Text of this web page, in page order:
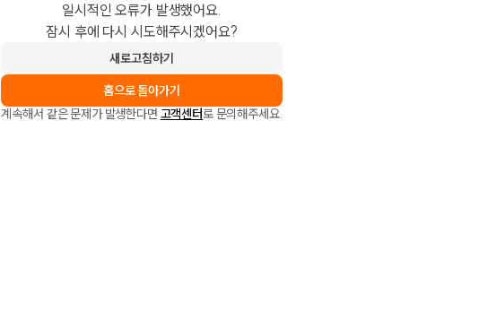
일시적인 오류가 발생했어요.
잠시 후에 다시 시도해주시겠어요?
새로고침하기
홈으로 돌아가기
계속해서 같은 문제가 발생한다면 고객센터로 문의해주세요.